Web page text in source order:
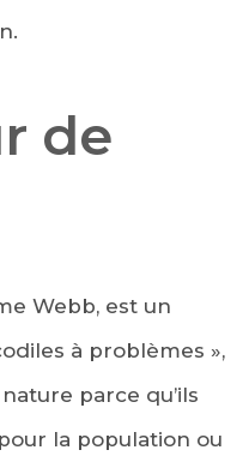
de
Webb, est un
à problèmes »,
parce qu’ils
la population ou